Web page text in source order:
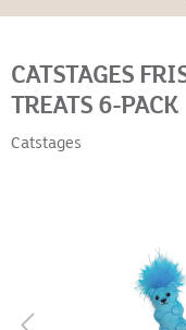
CATSTAGES
TREATS 6-PACK
Catstages